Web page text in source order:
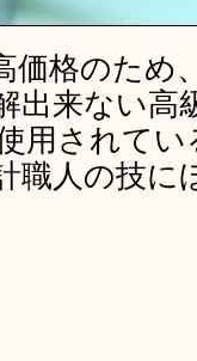
価格のため
出来ない高
用されて
職人の技